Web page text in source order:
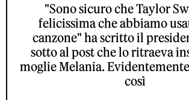
"Sono sicuro che Taylor
felicissima che abbiamo
canzone" ha scritto il
sotto al post che lo ritraeva
moglie Melania.
così